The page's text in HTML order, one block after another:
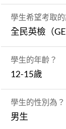
學生希望考取
全民英檢（
學生的年齡？
12-15歲
學生的性別為？
男生